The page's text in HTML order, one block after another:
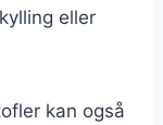
eller
kan også